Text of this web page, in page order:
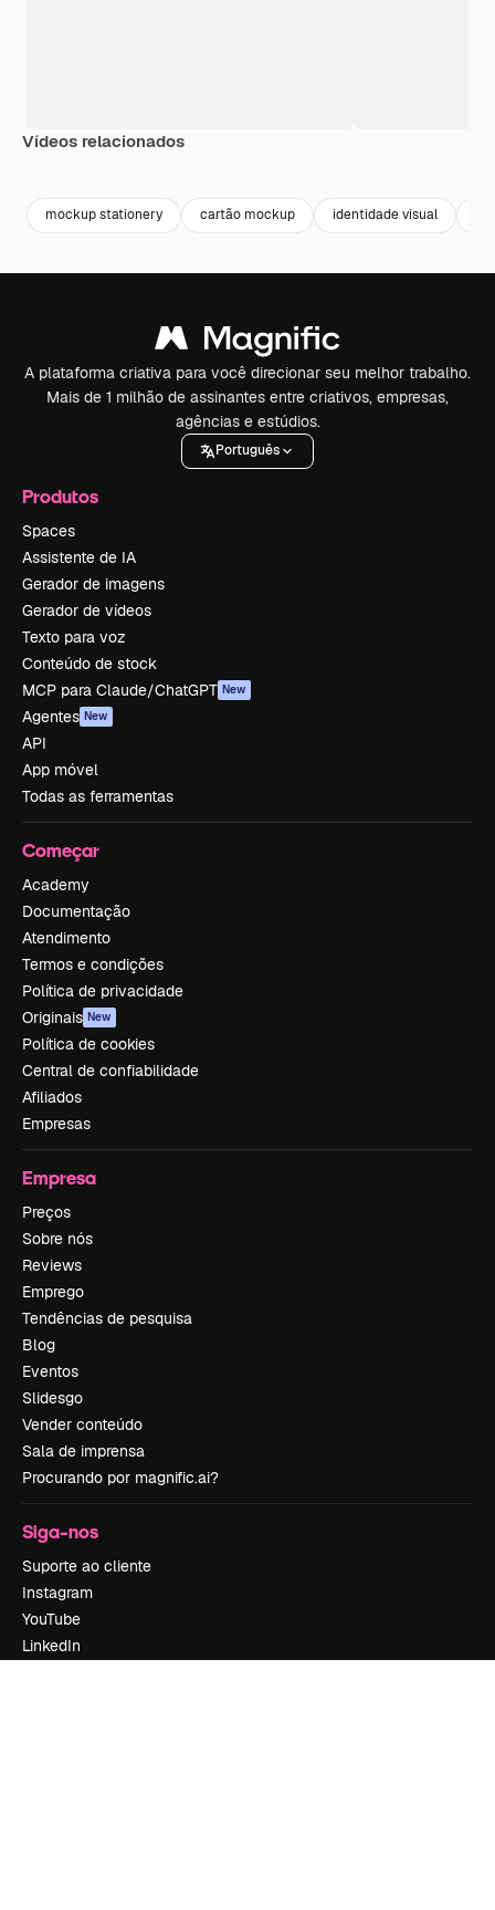
Vídeos relacionados
mockup stationery cartão mockup identidade visual
A plataforma criativa para você direcionar seu melhor trabalho.
Mais de 1 milhão de assinantes entre criativos, empresas,
agências e estúdios.
Português
Produtos
Spaces
Assistente de IA
Gerador de imagens
Gerador de vídeos
Texto para voz
Conteúdo de stock
MCP para Claude/ChatGPT New
Agentes New
API
App móvel
Todas as ferramentas
Começar
Academy
Documentação
Atendimento
Termos e condições
Política de privacidade
Originais New
Política de cookies
Central de confiabilidade
Afiliados
Empresas
Empresa
Preços
Sobre nós
Reviews
Emprego
Tendências de pesquisa
Blog
Eventos
Slidesgo
Vender conteúdo
Sala de imprensa
Procurando por magnific.ai?
Siga-nos
Suporte ao cliente
Instagram
YouTube
LinkedIn